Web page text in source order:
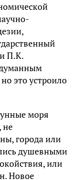
П.К.
это устроило
моря
не
города или
душевными
или
Новое